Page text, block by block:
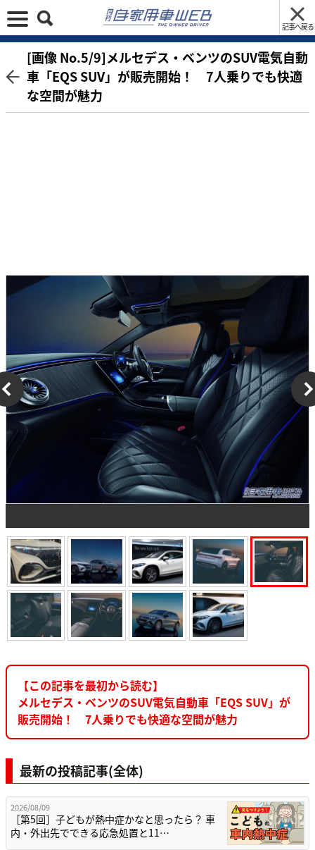
記事へ戻る
[画像 No.5/9]メルセデス・ベンツのSUV電気自動
車「EQS SUV」が販売開始！ 7人乗りでも快適
な空間が魅力
【この記事を最初から読む】
メルセデス・ベンツのSUV電気自動車「EQS SUV」が
販売開始！ 7人乗りでも快適な空間が魅力
最新の投稿記事(全体)
2026/08/09
［第5回］子どもが熱中症かなと思ったら？ 車
内・外出先でできる応急処置と11…